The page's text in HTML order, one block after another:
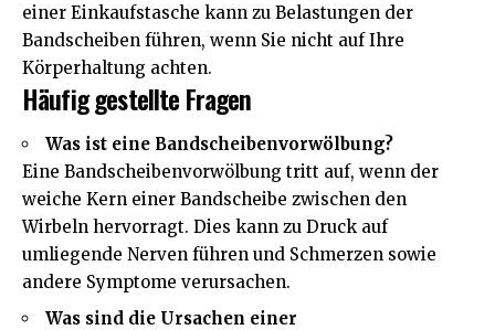
einer Einkaufstasche kann zu Belastungen der
Bandscheiben führen, wenn Sie nicht auf Ihre
Körperhaltung achten.
Häufig gestellte Fragen
Was ist eine Bandscheibenvorwölbung?
Eine Bandscheibenvorwölbung tritt auf, wenn der
weiche Kern einer Bandscheibe zwischen den
Wirbeln hervorragt. Dies kann zu Druck auf
umliegende Nerven führen und Schmerzen sowie
andere Symptome verursachen.
Was sind die Ursachen einer